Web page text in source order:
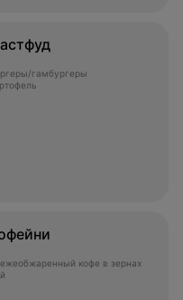
гамбургеры
кофе в зернах